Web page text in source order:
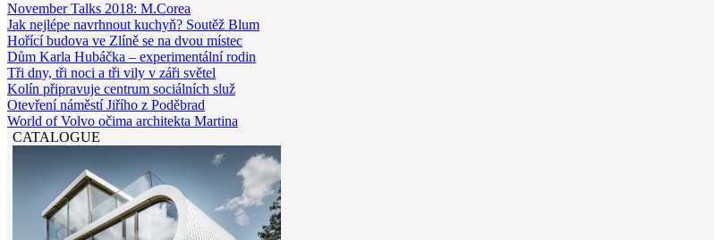
November Talks 2018: M.Corea
Jak nejlépe navrhnout kuchyň? Soutěž Blum
Hořící budova ve Zlíně se na dvou místec
Dům Karla Hubáčka – experimentální rodin
Tři dny, tři noci a tři vily v záři světel
Kolín připravuje centrum sociálních služ
Otevření náměstí Jiřího z Poděbrad
World of Volvo očima architekta Martina
CATALOGUE